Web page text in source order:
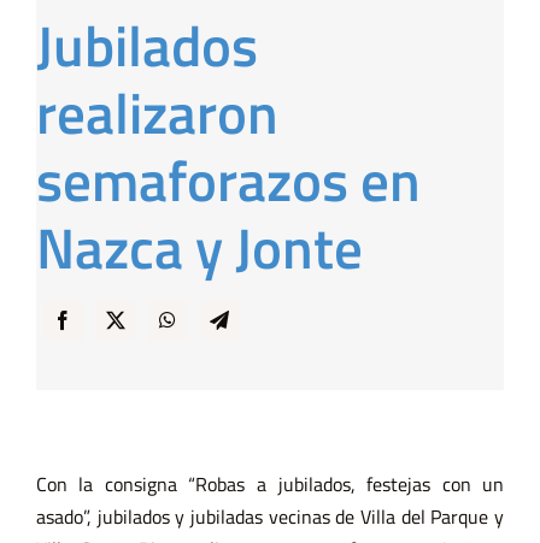
Actualidad
Hormigas…
… y Cigarras
Jubilados
realizaron
semaforazos en
Nazca y Jonte
Con la consigna “Robas a jubilados, festejas con un
asado”, jubilados y jubiladas vecinas de Villa del Parque y